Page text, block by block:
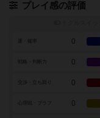
プレイ感の評価
0
戦略・判断力 0
0
0